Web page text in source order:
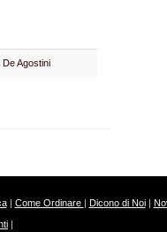
De Agostini
| Come Ordinare | Dicono di Noi|
|